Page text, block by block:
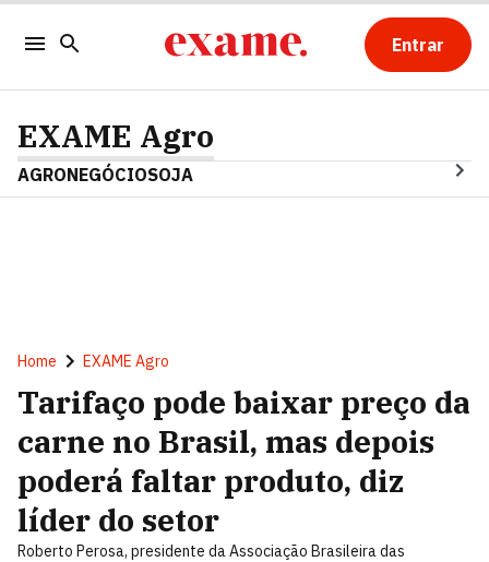
Entrar
EXAME Agro
AGRONEGÓCIOSOJA
Home EXAME Agro
Tarifaço pode baixar preço da
carne no Brasil, mas depois
poderá faltar produto, diz
líder do setor
Roberto Perosa, presidente da Associação Brasileira das